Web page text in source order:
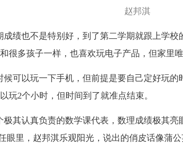
赵邦淇
成绩也不是特别好，到了第二学期就跟上学
很多孩子一样，也喜欢玩电子产品，但家里唯
候可以玩一下手机，但前提是要自己定好玩的
玩2个小时，但时间到了就准点结束。
极其认真负责的数学课代表，数理成绩极其亮
眼里，赵邦淇乐观阳光，说出的俏皮话像蒲